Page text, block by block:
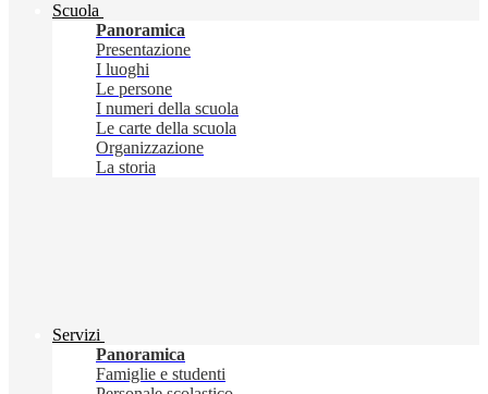
Scuola
Panoramica
Presentazione
I luoghi
Le persone
I numeri della scuola
Le carte della scuola
Organizzazione
La storia
Servizi
Panoramica
Famiglie e studenti